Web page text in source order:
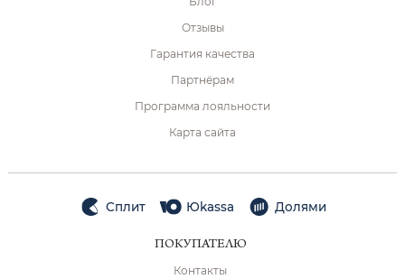
Отзывы
Гарантия качества
Партнёрам
Программа лояльности
Карта сайта
Сплит Юkassa Долями
ПОКУПАТЕЛЮ
Контакты